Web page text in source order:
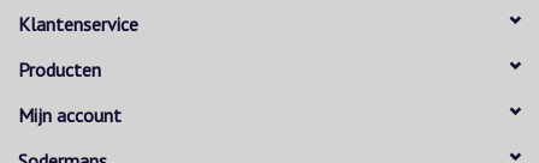
Klantenservice
Producten
Mijn account